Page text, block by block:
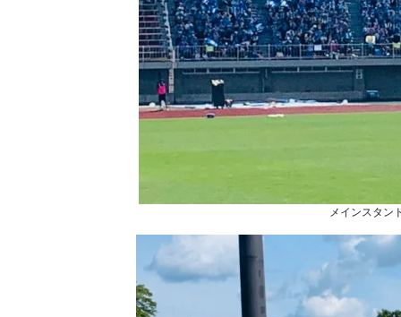
メインスタン